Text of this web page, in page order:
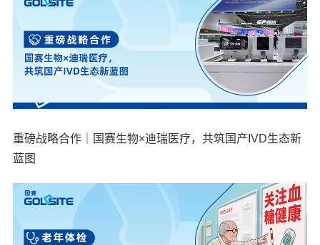
重磅战略合作｜国赛生物×迪瑞医疗，共筑国产IVD生态新
蓝图